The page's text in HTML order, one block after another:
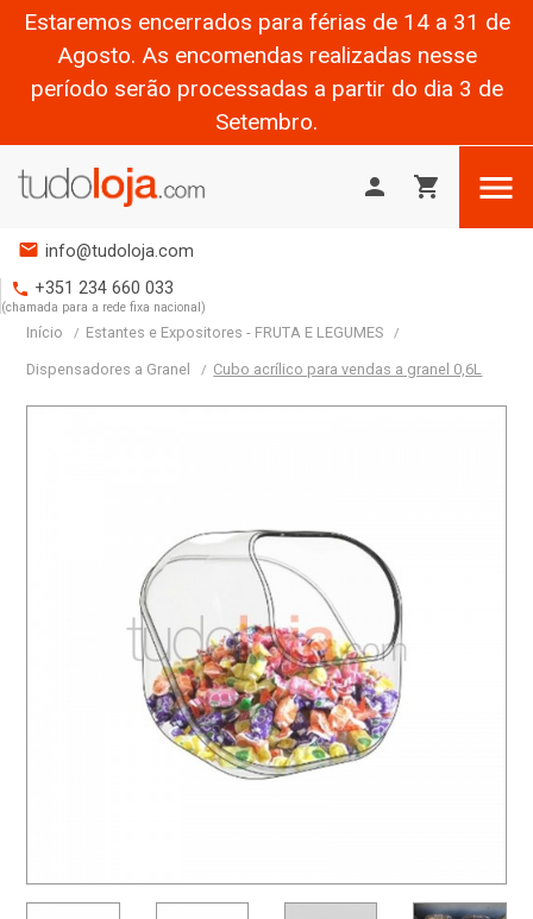
Estaremos encerrados para férias de 14 a 31 de
Agosto. As encomendas realizadas nesse
período serão processadas a partir do dia 3 de
Setembro.
person shopping_cart 
mail info@tudoloja.com
phone +351 234 660 033
(chamada para a rede fixa nacional)
Início Estantes e Expositores - FRUTA E LEGUMES
Dispensadores a Granel Cubo acrílico para vendas a granel 0,6L